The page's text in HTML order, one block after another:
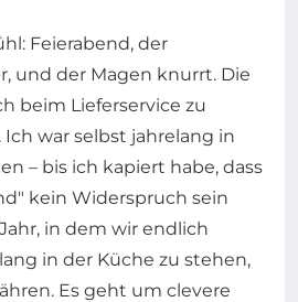
Feierabend, der
und der Magen knurrt. Die
beim Lieferservice zu
Ich war selbst jahrelang in
– bis ich kapiert habe, dass
kein Widerspruch sein
in dem wir endlich
in der Küche zu stehen,
Es geht um clevere